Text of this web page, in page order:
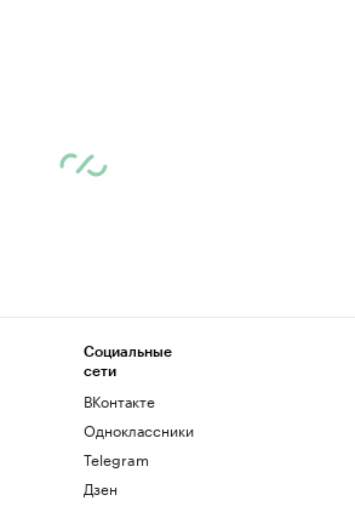
Социальные
сети
ВКонтакте
Одноклассники
Telegram
Дзен